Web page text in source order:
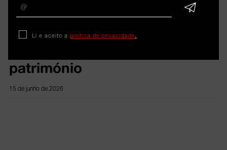
Emissão online
Estratégias de sucesso:
património
15 de junho de 2026
Li e aceito a política de privacidade